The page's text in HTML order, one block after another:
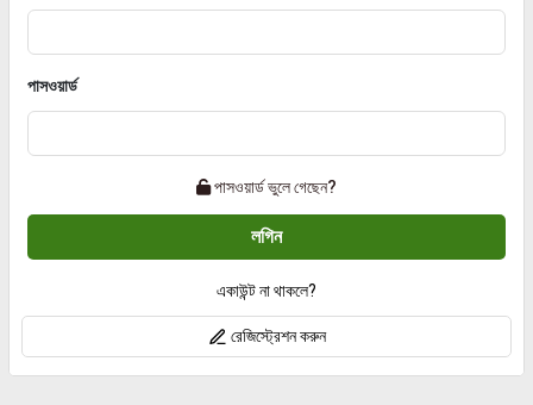
পাসওয়ার্ড
পাসওয়ার্ড ভুলে গেছেন?
লগিন
একাউন্ট না থাকলে?
রেজিস্ট্রেশন করুন